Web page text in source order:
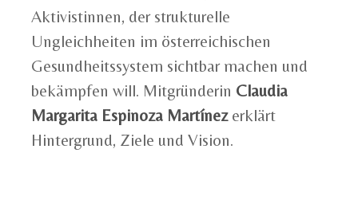
Aktivistinnen, der strukturelle
Ungleichheiten im österreichischen
Gesundheitssystem sichtbar machen und
bekämpfen will. Mitgründerin Claudia
Margarita Espinoza Martínezerklärt
Hintergrund, Ziele und Vision.